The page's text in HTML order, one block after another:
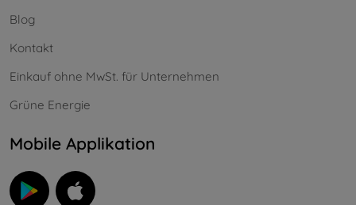
Blog
Kontakt
Einkauf ohne MwSt. für Unternehmen
Grüne Energie
Mobile Applikation